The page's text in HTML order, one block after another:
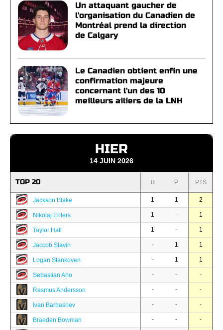
Un attaquant gaucher de
l'organisation du Canadien de
Montréal prend la direction
de Calgary
Le Canadien obtient enfin une
confirmation majeure
concernant l'un des 10
meilleurs ailiers de la LNH
HIER
14 JUIN 2026
TOP 20 B P PTS
Jackson Blake 1 1 2
Nikolaj Ehlers 1 - 1
Taylor Hall 1 - 1
Jaccob Slavin - 1 1
Logan Stankoven - 1 1
Sebastian Aho - - -
Rasmus Andersson - - -
Ivan Barbashev - - -
Braeden Bowman - - -